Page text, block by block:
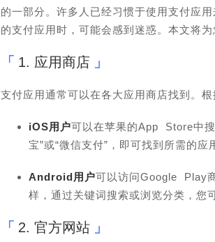
的一部分。许多人已经习惯于使用支付应
的支付应用时，可能会感到迷惑。本文将
1. 应用商店
支付应用通常可以在各大应用商店找到。
iOS用户可以在苹果的App Store中搜
宝”或“微信支付”，即可找到所需的
Android用户可以访问Google Play
样，通过关键词搜索或浏览分类，您
2. 官方网站